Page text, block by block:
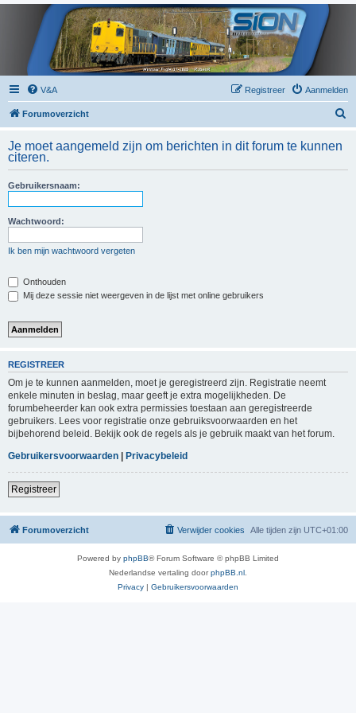
V&A Aanmelden
Registreer
Forumoverzicht
k
Je moet aangemeld zijn om berichten in dit forum te kunnen
citeren.
Gebruikersnaam:
Wachtwoord:
Ik ben mijn wachtwoord vergeten
Onthouden
Mij deze sessie niet weergeven in de lijst met online gebruikers
REGISTREER
Om je te kunnen aanmelden, moet je geregistreerd zijn. Registratie neemt
enkele minuten in beslag, maar geeft je extra mogelijkheden. De
forumbeheerder kan ook extra permissies toestaan aan geregistreerde
gebruikers. Lees voor registratie onze gebruiksvoorwaarden en het
bijbehorend beleid. Bekijk ook de regels als je gebruik maakt van het forum.
Gebruikersvoorwaarden
Privacybeleid
Registreer
Forumoverzicht Alle tijden zijn UTC+01:00
Verwijder cookies
Powered by phpBB® Forum Software © phpBB Limited
Nederlandse vertaling doorphpBB.nl.
Privacy | Gebruikersvoorwaarden